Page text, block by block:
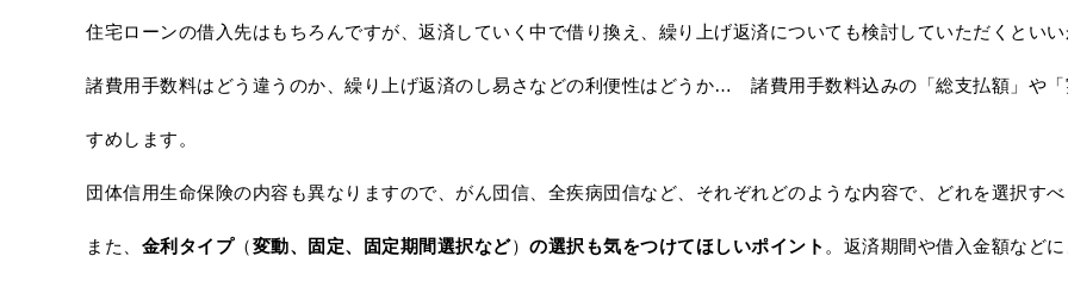
住宅ローンの借入先はもちろんですが、返済していく中で借り換え、繰り上げ返済についても検討していただくとい
諸費用手数料はどう違うのか、繰り上げ返済のし易さなどの利便性はどうか… 諸費用手数料込みの「総支払額」や
すめします。
団体信用生命保険の内容も異なりますので、がん団信、全疾病団信など、それぞれどのような内容で、どれを選択す
また、 金利タイプ（変動、固定、固定期間選択など） の選択も気をつけてほしいポイント 。返済期間や借入金額など